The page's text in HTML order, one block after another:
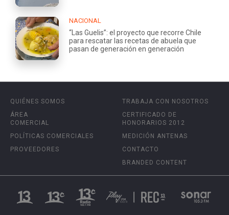
NACIONAL
“Las Guelis”: el proyecto que recorre Chile
para rescatar las recetas de abuela que
pasan de generación en generación
QUIÉNES SOMOS
ÁREA
COMERCIAL
POLÍTICAS COMERCIALES
PROVEEDORES
TRABAJA CON NOSOTROS
CERTIFICADO DE
HONORARIOS 2012
MEDICIÓN ANTENAS
CONTACTO
BRANDED CONTENT